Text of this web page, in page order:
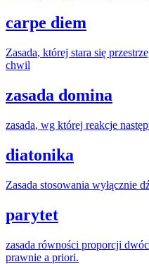
carpe diem
Zasada, której stara się
chwil
zasada domina
zasada, wg której reakcje
diatonika
Zasada stosowania wyłącznie
parytet
zasada równości proporcji
prawnie a priori.